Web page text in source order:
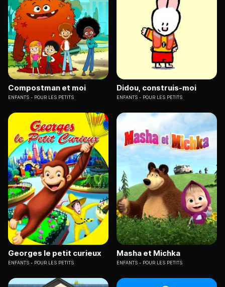
Compostman et moi
ENFANTS POUR LES PETITS
Didou, construis-moi
ENFANTS POUR LES PETITS
Georges le petit curieux
ENFANTS POUR LES PETITS
Masha et Michka
ENFANTS POUR LES PETITS